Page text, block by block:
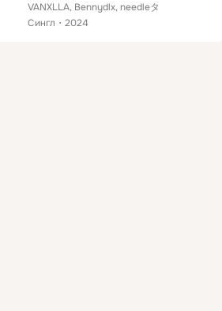
VANXLLA, Bennydlx, needleタ
Сингл
2024